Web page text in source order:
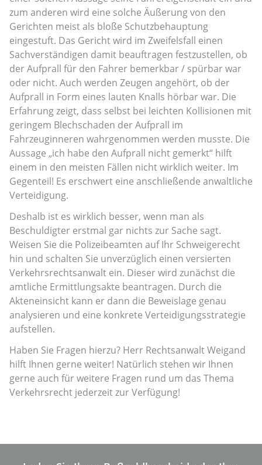
zum anderen wird eine solche Äußerung von den
Gerichten meist als bloße Schutzbehauptung
eingestuft. Das Gericht wird im Zweifelsfall einen
Sachverständigen damit beauftragen festzustellen, ob
der Aufprall für den Fahrer bemerkbar / spürbar war
oder nicht. Auch werden Zeugen angehört, ob der
Aufprall in Form eines lauten Knalls hörbar war. Die
Erfahrung zeigt, dass selbst bei leichten Kollisionen mit
geringem Blechschaden der Aufprall im
Fahrzeuginneren wahrgenommen werden musste. Die
Aussage „ich habe den Aufprall nicht gemerkt“ hilft
einem in den meisten Fällen nicht wirklich weiter. Im
Gegenteil! Es erschwert eine anschließende anwaltliche
Verteidigung.
Deshalb ist es wirklich besser, wenn man als
Beschuldigter erstmal gar nichts zur Sache sagt.
Weisen Sie die Polizeibeamten auf Ihr Schweigerecht
hin und schalten Sie unverzüglich einen versierten
Verkehrsrechtsanwalt ein. Dieser wird zunächst die
amtliche Ermittlungsakte beantragen. Durch die
Akteneinsicht kann er dann die Beweislage genau
analysieren und eine konkrete Verteidigungsstrategie
aufstellen.
Haben Sie Fragen hierzu? Herr Rechtsanwalt Weigand
hilft Ihnen gerne weiter! Natürlich stehen wir Ihnen
gerne auch für weitere Fragen rund um das Thema
Verkehrsrecht jederzeit zur Verfügung!